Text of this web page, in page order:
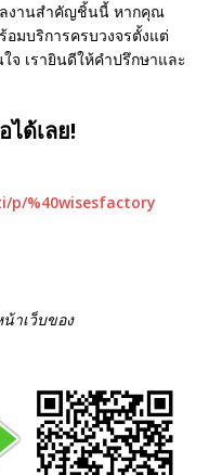
ลงานสำคัญชิ้นนี้ หากคุณ
มบริการครบวงจรตั้งแต่
จ เรายินดีให้คำปรึกษาและ
ด้เลย!
p/%40wisesfactory
าเว็บของ